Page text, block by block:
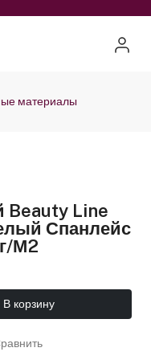
материалы
Beauty Line
Спанлейс
м2
В корзину